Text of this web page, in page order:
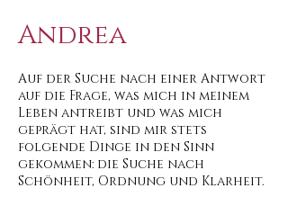
Andrea
Auf der Suche nach einer Antwort
auf die Frage, was mich in meinem
Leben antreibt und was mich
geprägt hat, sind mir stets
folgende Dinge in den Sinn
gekommen: die Suche nach
Schönheit, Ordnung und Klarheit.